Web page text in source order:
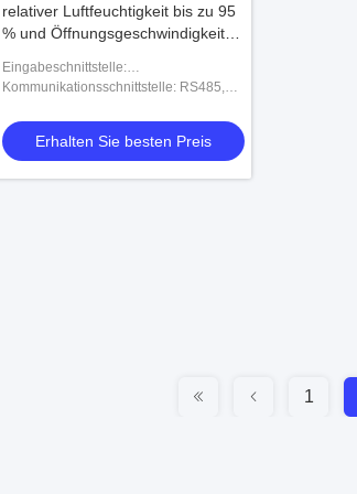
relativer Luftfeuchtigkeit bis zu 95
% und Öffnungsgeschwindigkeit
reibungsloses Zutrittsmanagement
Eingabeschnittstelle:
Trockenkontaktsignal
Kommunikationsschnittstelle: RS485,
Erhalten Sie besten Preis
1